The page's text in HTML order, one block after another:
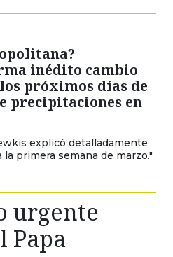
inédito cambio
próximos días de
precipitaciones en
explicó detalladamente
primera semana de marzo."
urgente
Papa